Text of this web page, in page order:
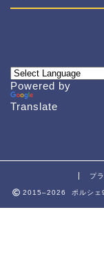
Powered by
Translate
プ
2015–2026 ポルシェ